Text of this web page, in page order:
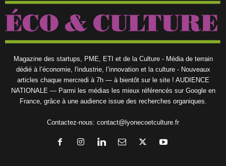
Magazine des startups, PME, ETI et de la Culture - Média de terrain
dédié à l’économie, l'industrie, l’innovation et la culture - Nouveaux
articles chaque mercredi à 7h — à bientôt sur le site ! AUDIENCE
NATIONALE — Parmi les médias les mieux référencés sur Google en
France, grâce à une audience issue des recherches organiques.
Contactez-nous: contact@lyonecoetculture.fr